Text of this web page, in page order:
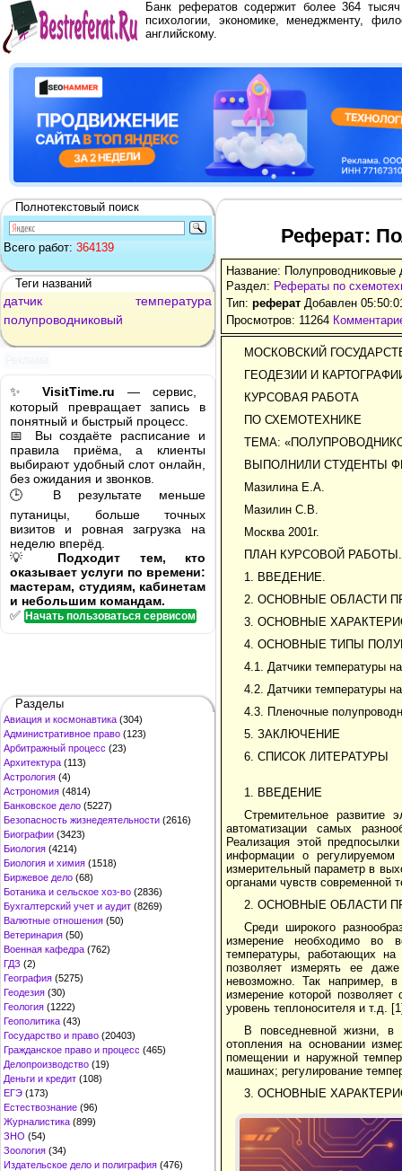
Банк рефератов содержит более 364
психологии, экономике, менеджменту,
английскому.
Полнотекстовый поиск
Всего работ: 364139
Теги названий
датчик
температура
полупроводниковый
✨ VisitTime.ru — сервис,
который превращает запись в
понятный и быстрый процесс.
📅 Вы создаёте расписание и
правила приёма, а клиенты
выбирают удобный слот онлайн,
без ожидания и звонков.
🕒 В результате меньше
путаницы, больше точных
визитов и ровная загрузка на
неделю вперёд.
💡 Подходит тем, кто
оказывает услуги по времени:
мастерам, студиям, кабинетам
и небольшим командам.
✅ Начать пользоваться сервисом
Разделы
Авиация и космонавтика (304)
Административное право (123)
Арбитражный процесс (23)
Архитектура (113)
Астрология (4)
Астрономия (4814)
Банковское дело (5227)
Безопасность жизнедеятельности (2616)
Биографии (3423)
Биология (4214)
Биология и химия (1518)
Биржевое дело (68)
Ботаника и сельское хоз-во (2836)
Бухгалтерский учет и аудит (8269)
Валютные отношения (50)
Ветеринария (50)
Военная кафедра (762)
ГДЗ (2)
География (5275)
Геодезия (30)
Геология (1222)
Геополитика (43)
Государство и право (20403)
Гражданское право и процесс (465)
Делопроизводство (19)
Деньги и кредит (108)
ЕГЭ (173)
Естествознание (96)
Журналистика (899)
ЗНО (54)
Зоология (34)
Издательское дело и полиграфия (476)
Реферат:
Название: Полупроводниковые
Раздел: Рефераты по
Тип: реферат Добавлен
Просмотров: 11264
МОСКОВСКИЙ
ГЕОДЕЗИИ И
КУРСОВАЯ РАБОТА
ПО СХЕМОТЕХНИКЕ
ТЕМА:
ВЫПОЛНИЛИ СТУДЕНТЫ
Мазилина Е.А.
Мазилин С.В.
Москва 2001г.
ПЛАН КУРСОВОЙ РАБОТЫ.
1. ВВЕДЕНИЕ.
2. ОСНОВНЫЕ ОБЛАСТИ
3. ОСНОВНЫЕ
4. ОСНОВНЫЕ ТИПЫ
4.1. Датчики температуры
4.2. Датчики температуры
4.3. Пленочные
5. ЗАКЛЮЧЕНИЕ
6. СПИСОК ЛИТЕРАТУРЫ
1. ВВЕДЕНИЕ
Стремительное развитие
автоматизации самых
Реализация этой
информации о регулируемом
измерительный параметр в
органами чувств современной
2. ОСНОВНЫЕ ОБЛАСТИ
Среди широкого
измерение необходимо во
температуры, работающих на
позволяет измерять ее
невозможно. Так например, в
измерение которой поз­воляет
уровень теплоносителя и т.д.
В повседневной жизни, в
отопления на основании
помещении и наружной
машинах; регулирование
3. ОСНОВНЫЕ